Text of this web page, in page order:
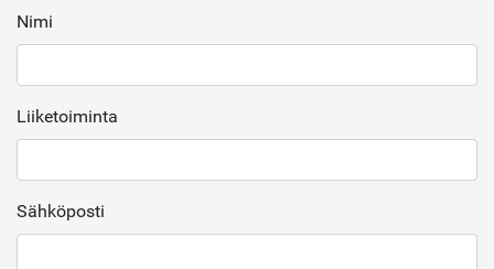
Nimi
Liiketoiminta
Sähköposti